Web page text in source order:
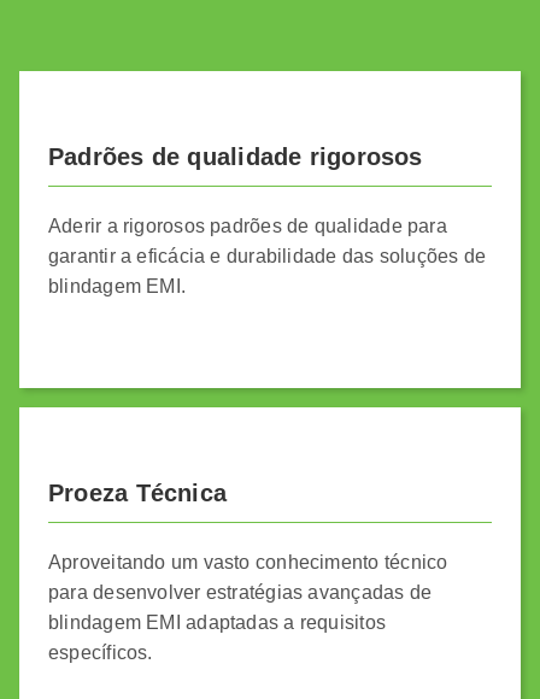
Padrões de qualidade rigorosos
Aderir a rigorosos padrões de qualidade para
garantir a eficácia e durabilidade das soluções de
blindagem EMI.
Proeza Técnica
Aproveitando um vasto conhecimento técnico
para desenvolver estratégias avançadas de
blindagem EMI adaptadas a requisitos
específicos.